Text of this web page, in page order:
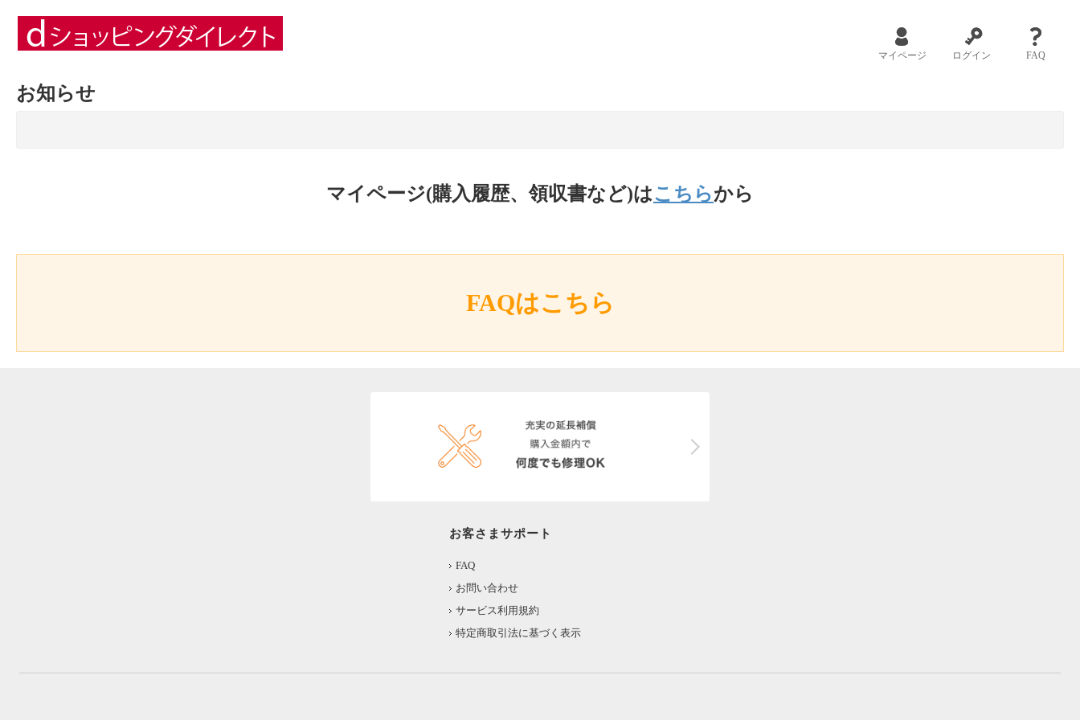
マイページ ログイン FAQ
お知らせ
マイページ(購入履歴、領収書など)はこちらから
FAQはこちら
お客さまサポート
FAQ
お問い合わせ
サービス利用規約
特定商取引法に基づく表示